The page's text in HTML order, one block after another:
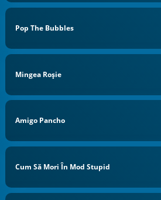
Pop The Bubbles
Mingea Roşie
Amigo Pancho
Cum Să Mori În Mod Stupid